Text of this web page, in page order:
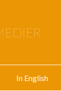
In English